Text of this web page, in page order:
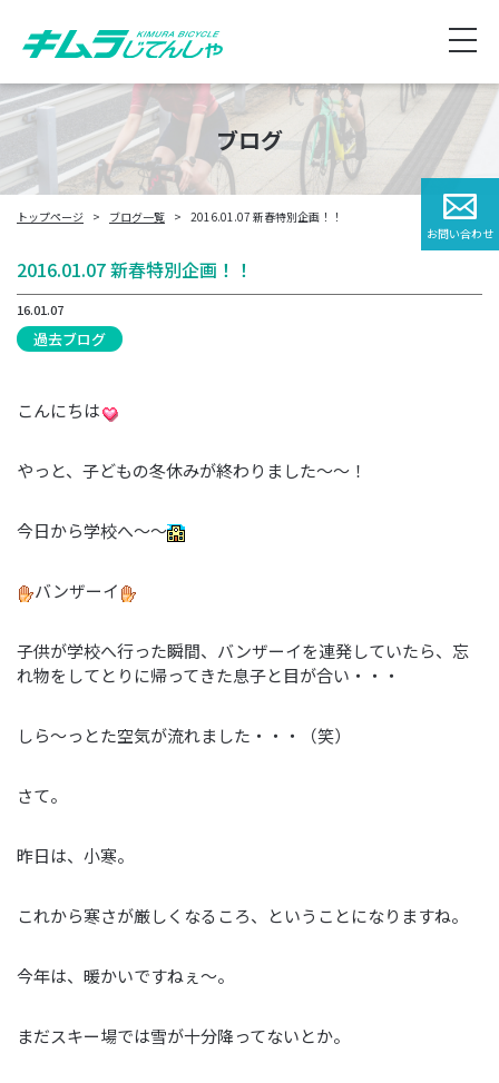
ブログ
トップページ ブログ一覧 2016.01.07 新春特別企画！！
2016.01.07 新春特別企画！！
16.01.07
過去ブログ
こんにちは
やっと、子どもの冬休みが終わりました～～！
今日から学校へ～～
バンザーイ
子供が学校へ行った瞬間、バンザーイを連発していたら、忘
れ物をしてとりに帰ってきた息子と目が合い・・・
しら～っとた空気が流れました・・・（笑）
さて。
昨日は、小寒。
これから寒さが厳しくなるころ、ということになりますね。
今年は、暖かいですねぇ～。
まだスキー場では雪が十分降ってないとか。
お問い合わせ